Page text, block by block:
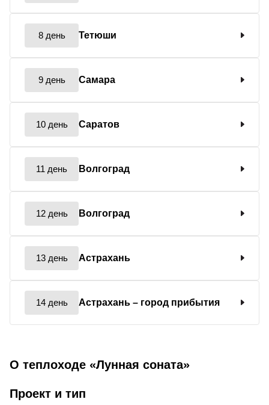
8 день Тетюши
9 день Самара
10 день Саратов
11 день Волгоград
12 день Волгоград
13 день Астрахань
14 день Астрахань – город прибытия
О теплоходе «Лунная соната»
Проект и тип